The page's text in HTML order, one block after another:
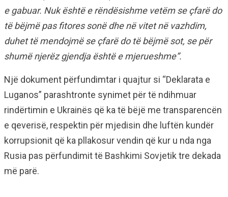
e gabuar. Nuk është e rëndësishme vetëm se çfarë do
të bëjmë pas fitores sonë dhe në vitet në vazhdim,
duhet të mendojmë se çfarë do të bëjmë sot, se për
shumë njerëz gjendja është e mjerueshme”.
Një dokument përfundimtar i quajtur si “Deklarata e
Luganos” parashtronte synimet për të ndihmuar
rindërtimin e Ukrainës që ka të bëjë me transparencën
e qeverisë, respektin për mjedisin dhe luftën kundër
korrupsionit që ka pllakosur vendin që kur u nda nga
Rusia pas përfundimit të Bashkimi Sovjetik tre dekada
më parë.